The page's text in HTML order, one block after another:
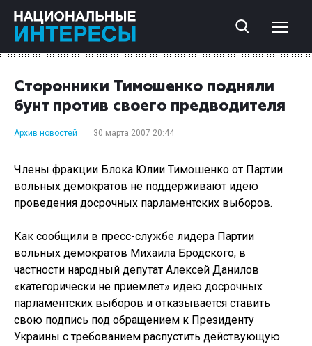
Сторонники Тимошенко подняли
бунт против своего предводителя
Архив новостей 30 марта 2007 20:44
Члены фракции Блока Юлии Тимошенко от Партии
вольных демократов не поддерживают идею
проведения досрочных парламентских выборов.
Как сообщили в пресс-службе лидера Партии
вольных демократов Михаила Бродского, в
частности народный депутат Алексей Данилов
«категорически не приемлет» идею досрочных
парламентских выборов и отказывается ставить
свою подпись под обращением к Президенту
Украины с требованием распустить действующую